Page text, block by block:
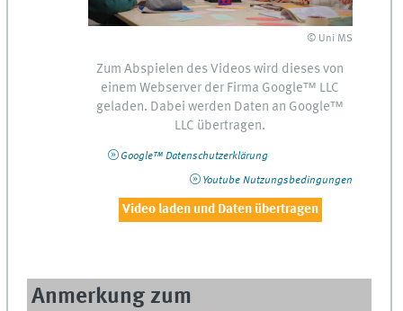
© Uni MS
Zum Abspielen des Videos wird dieses von
einemWebserver der Firma Google™ LLC
geladen. Dabei werden Daten an Google™
LLC übertragen.
Google™Datenschutzerklärung
Youtube Nutzungsbedingungen
Video laden und Daten übertragen
Anmerkung zum